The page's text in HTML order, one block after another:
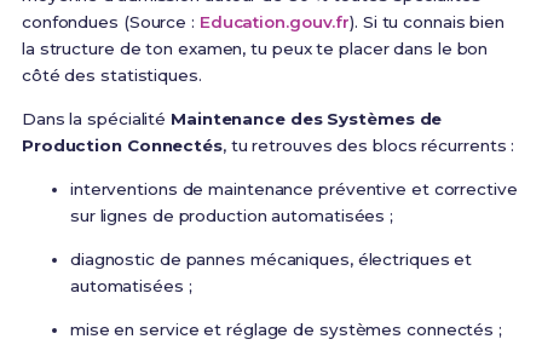
confondues (Source : Education.gouv.fr). Si tu connais bien
la structure de ton examen, tu peux te placer dans le bon
côté des statistiques.
Dans la spécialité Maintenance des Systèmes de
Production Connectés, tu retrouves des blocs récurrents :
interventions de maintenance préventive et corrective
sur lignes de production automatisées ;
diagnostic de pannes mécaniques, électriques et
automatisées ;
mise en service et réglage de systèmes connectés ;